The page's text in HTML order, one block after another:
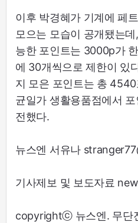
이후 박경혜가 기계에 페
모으는 모습이 공개됐는
능한 포인트는 3000p가
에 30개씩으로 제한이 있
지 모은 포인트는 총
균일가 생활용품점에서
전했다.
뉴스엔 서유나
기사제보 및 보도자료
copyrightⓒ 뉴스엔. 무단